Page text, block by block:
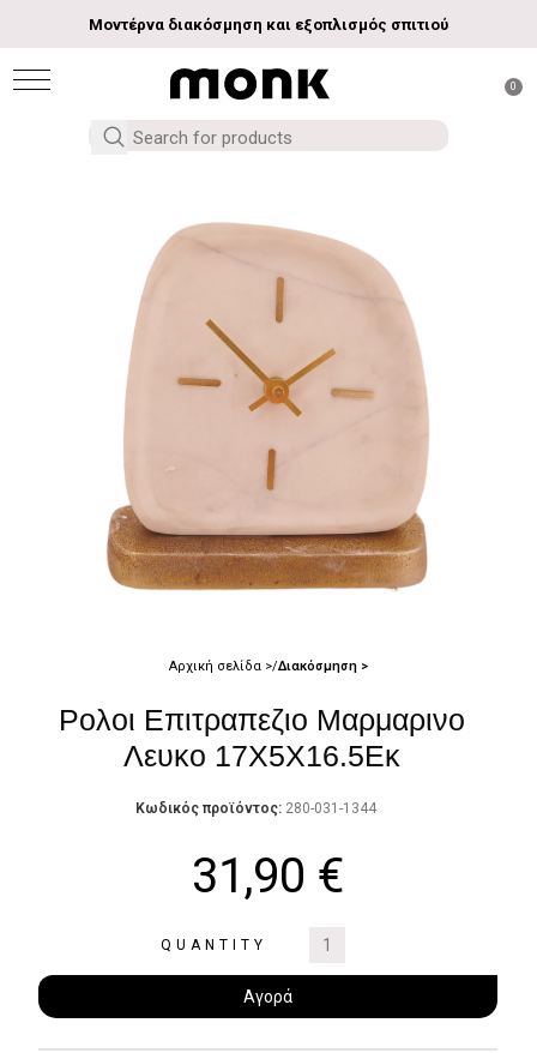
Μοντέρνα διακόσμηση και εξοπλισμός σπιτιού
0
Αρχική σελίδα Διακόσμηση
Ρολοι Επιτραπεζιο Μαρμαρινο
Λευκο 17Χ5Χ16.5Εκ
Κωδικός προϊόντος: 280-031-1344
31,90 €
QUANTITY
Αγορά